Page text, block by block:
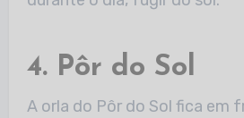
4. Pôr do Sol
A orla do Pôr do Sol fica em